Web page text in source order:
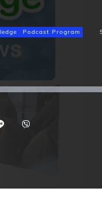
Podcast Program